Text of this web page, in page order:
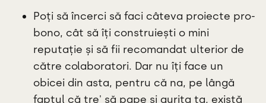
Poți să încerci să faci câteva proiecte pro-
bono, cât să îți construiești o mini
reputație și să fii recomandat ulterior de
către colaboratori. Dar nu îți face un
obicei din asta, pentru că na, pe lângă
faptul că tre' să pape și gurița ta, există